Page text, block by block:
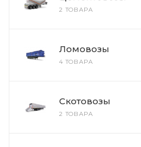
2 ТОВАРА
Ломовозы
4 ТОВАРА
Скотовозы
2 ТОВАРА